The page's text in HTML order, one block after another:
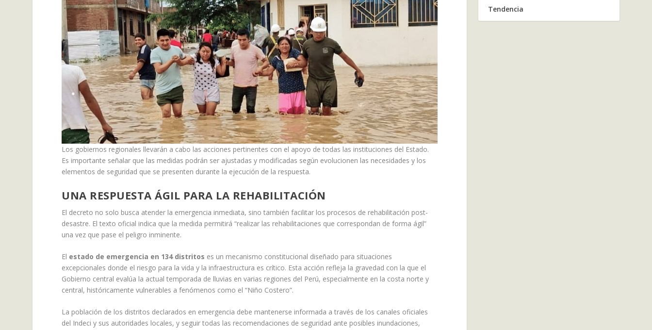
Los gobiernos regionales llevarán a cabo las acciones pertinentes con el apoyo de todas las instituciones del Estado.
Es importante señalar que las medidas podrán ser ajustadas y modificadas según evolucionen las necesidades y los
elementos de seguridad que se presenten durante la ejecución de la respuesta.
UNA RESPUESTA ÁGIL PARA LA REHABILITACIÓN
El decreto no solo busca atender la emergencia inmediata, sino también facilitar los procesos de rehabilitación post-
desastre. El texto oficial indica que la medida permitirá “realizar las rehabilitaciones que correspondan de forma ágil”
una vez que pase el peligro inminente.
El estado de emergencia en 134 distritos es un mecanismo constitucional diseñado para situaciones
excepcionales donde el riesgo para la vida y la infraestructura es crítico. Esta acción refleja la gravedad con la que el
Gobierno central evalúa la actual temporada de lluvias en varias regiones del Perú, especialmente en la costa norte y
central, históricamente vulnerables a fenómenos como el “Niño Costero”.
La población de los distritos declarados en emergencia debe mantenerse informada a través de los canales oficiales
del Indeci y sus autoridades locales, y seguir todas las recomendaciones de seguridad ante posibles inundaciones,
Tendencia